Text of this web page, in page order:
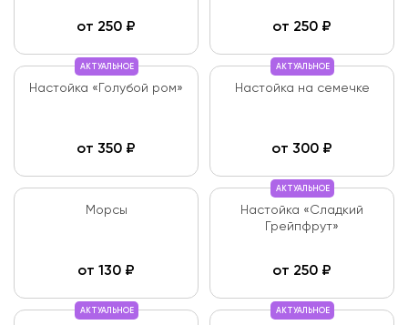
от 250 ₽ от 250 ₽
АКТУАЛЬНОЕ
Настойка «Голубой ром»
от 350 ₽
АКТУАЛЬНОЕ
Настойка на семечке
от 300 ₽
Морсы
от 130 ₽
АКТУАЛЬНОЕ
Настойка «Сладкий
Грейпфрут»
от 250 ₽
АКТУАЛЬНОЕ АКТУАЛЬНОЕ